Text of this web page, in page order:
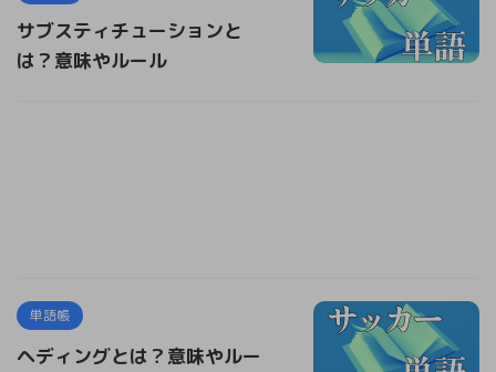
サブスティチューションと
は？意味やルール
単語帳
ヘディングとは？意味やルー